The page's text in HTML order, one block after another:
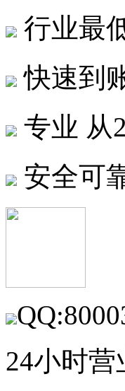
行业最
快速到
专业 从
安全可
24小时